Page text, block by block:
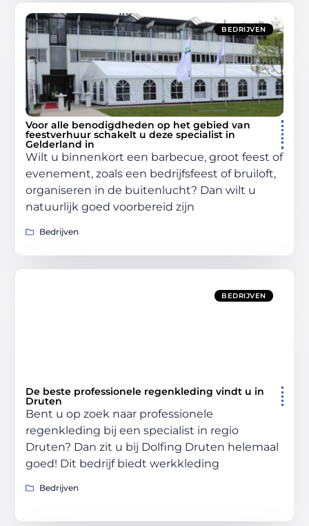
BEDRIJVEN
Voor alle benodigdheden op het gebied van
feestverhuur schakelt u deze specialist in
Gelderland in
Wilt u binnenkort een barbecue, groot feest of
evenement, zoals een bedrijfsfeest of bruiloft,
organiseren in de buitenlucht? Dan wilt u
natuurlijk goed voorbereid zijn
Bedrijven
BEDRIJVEN
De beste professionele regenkleding vindt u in
Druten
Bent u op zoek naar professionele
regenkleding bij een specialist in regio
Druten? Dan zit u bij Dolfing Druten helemaal
goed! Dit bedrijf biedt werkkleding
Bedrijven